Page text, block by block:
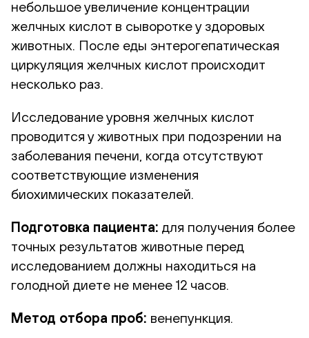
небольшое увеличение концентрации
желчных кислот в сыворотке у здоровых
животных. После еды энтерогепатическая
циркуляция желчных кислот происходит
несколько раз.
Исследование уровня желчных кислот
проводится у животных при подозрении на
заболевания печени, когда отсутствуют
соответствующие изменения
биохимических показателей.
Подготовка пациента: для получения более
точных результатов животные перед
исследованием должны находиться на
голодной диете не менее 12 часов.
Метод отбора проб: венепункция.